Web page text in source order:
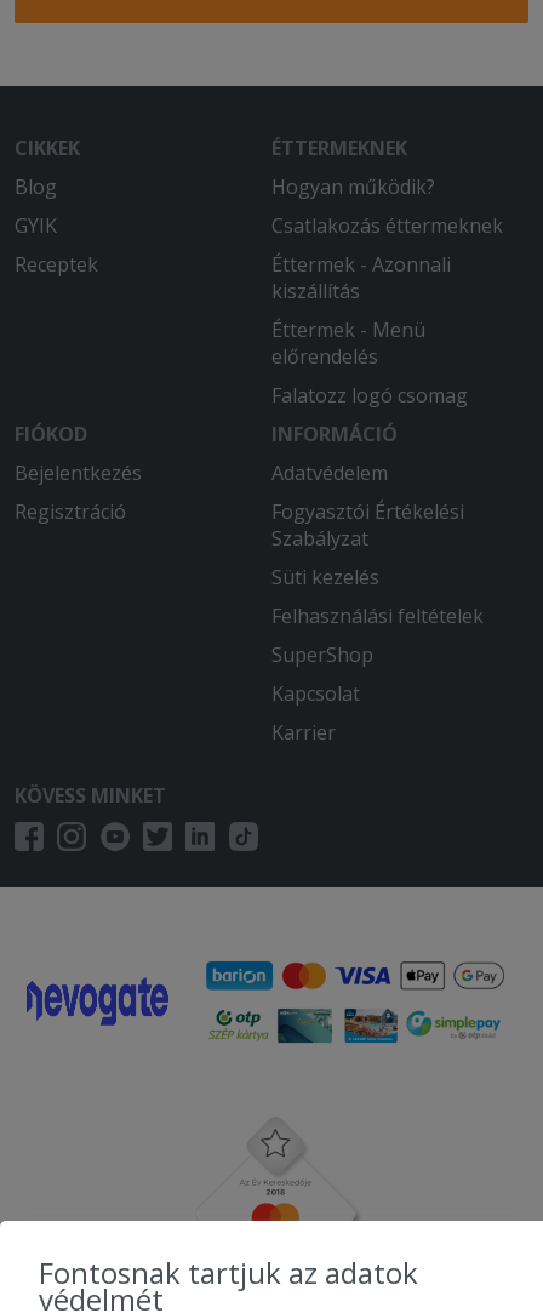
CIKKEK
Blog
GYIK
Receptek
ÉTTERMEKNEK
Hogyan működik?
Csatlakozás éttermeknek
Éttermek - Azonnali
kiszállítás
Éttermek - Menü
előrendelés
Falatozz logó csomag
FIÓKOD
Bejelentkezés
Regisztráció
INFORMÁCIÓ
Adatvédelem
Fogyasztói Értékelési
Szabályzat
Süti kezelés
Felhasználási feltételek
SuperShop
Kapcsolat
Karrier
KÖVESS MINKET
Fontosnak tartjuk az adatok
védelmét